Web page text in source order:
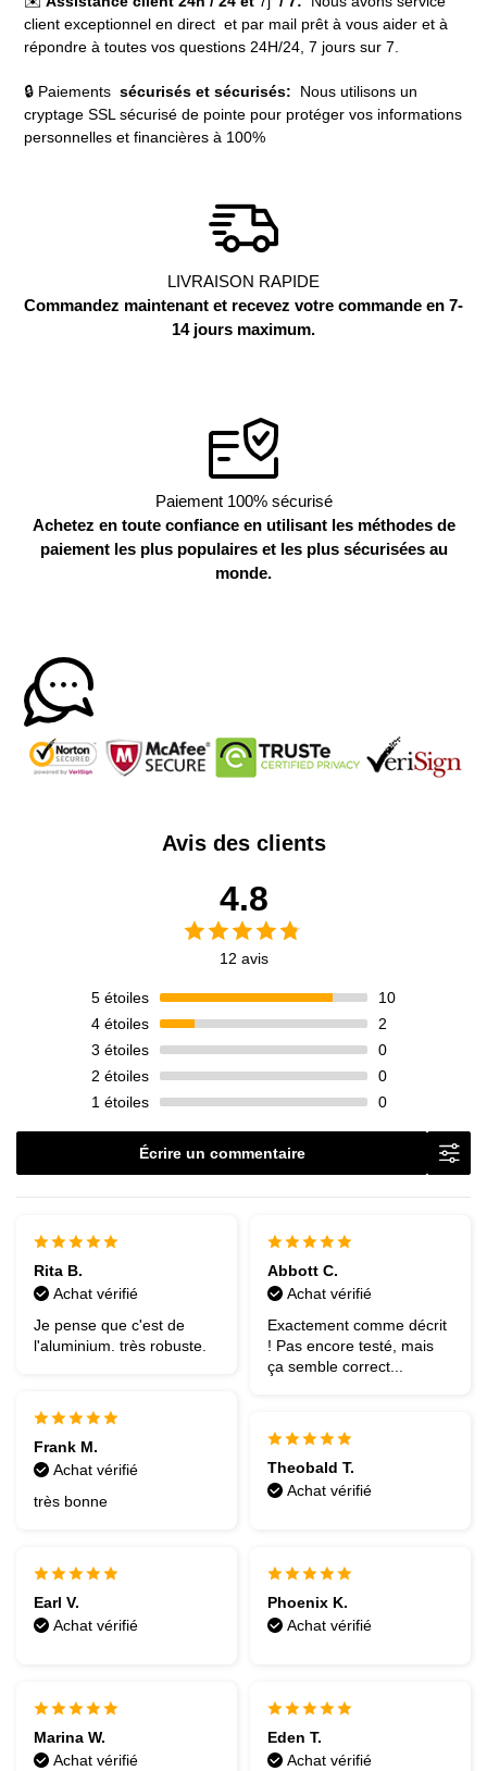
client exceptionnel en direct et par mail prêt à vous aider et à
répondre à toutes vos questions 24H/24, 7 jours sur 7.
🔒 Paiements sécurisés et sécurisés: Nous utilisons un
cryptage SSL sécurisé de pointe pour protéger vos informations
personnelles et financières à 100%
LIVRAISON RAPIDE
Commandez maintenant et recevez votre commande en 7-
14 jours maximum.
Paiement 100% sécurisé
Achetez en toute confiance en utilisant les méthodes de
paiement les plus populaires et les plus sécurisées au
monde.
Avis des clients
4.8
12 avis
5 étoiles
10
4 étoiles
2
3 étoiles
0
2 étoiles
0
1 étoiles 0
Écrire un commentaire
Rita B.
Achat vérifié
Je pense que c'est de
l'aluminium. très robuste.
Abbott C.
Achat vérifié
Exactement comme décrit
! Pas encore testé, mais
ça semble correct...
Frank M.
Achat vérifié
très bonne
Theobald T.
Achat vérifié
Earl V.
Achat vérifié
Phoenix K.
Achat vérifié
Marina W.
Achat vérifié
Eden T.
Achat vérifié